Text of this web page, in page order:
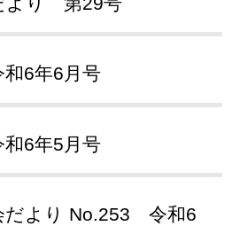
6年6月号
6年5月号
だより No.253 令和6